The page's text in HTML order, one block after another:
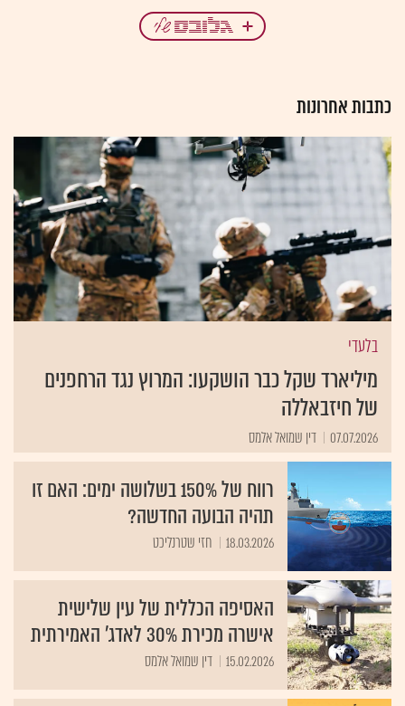
כתבות אחרונות
בלעדי
מיליארד שקל כבר הושקעו: המרוץ נגד הרחפנים
של חיזבאללה
07.07.2026 דין שמואל אלמס
רווח של 150% בשלושה ימים: האם זו
תהיה הבועה החדשה?
18.03.2026 חזי שטרנליכט
האסיפה הכללית של עין שלישית
אישרה מכירת 30% לאדג' האמירתית
15.02.2026 דין שמואל אלמס